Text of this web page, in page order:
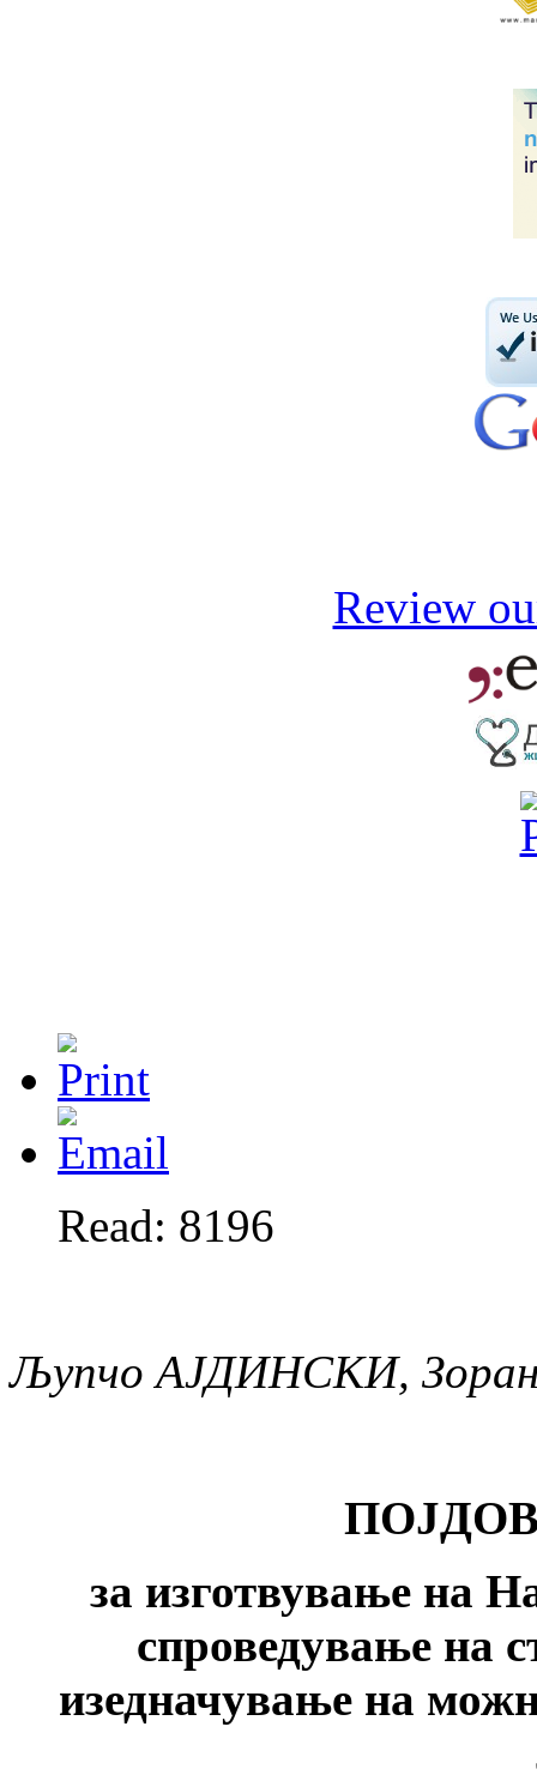
Review
Read: 8196
Љупчо АЈДИНСКИ,
за изготвување на
спроведување на
изедначување на